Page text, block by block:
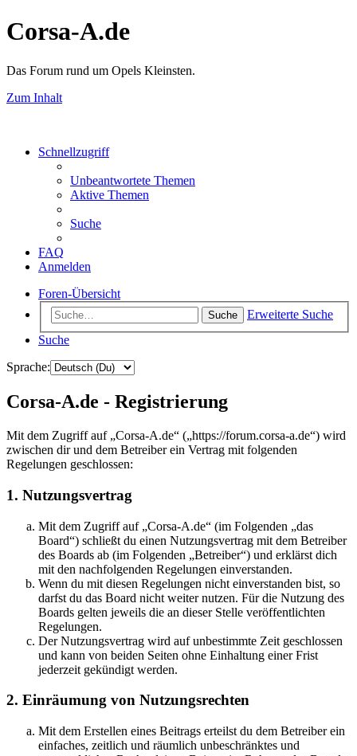
Corsa-A.de
Das Forum rund um Opels Kleinsten.
Zum Inhalt
Schnellzugriff
Unbeantwortete Themen
Aktive Themen
Suche
FAQ
Anmelden
Foren-Übersicht
Suche
Erweiterte Suche
Suche
Sprache:
Corsa-A.de - Registrierung
Mit dem Zugriff auf „Corsa-A.de“ („https://forum.corsa-a.de“) wird
zwischen dir und dem Betreiber ein Vertrag mit folgenden
Regelungen geschlossen:
1. Nutzungsvertrag
Mit dem Zugriff auf „Corsa-A.de“ (im Folgenden „das
Board“) schließt du einen Nutzungsvertrag mit dem Betreiber
des Boards ab (im Folgenden „Betreiber“) und erklärst dich
mit den nachfolgenden Regelungen einverstanden.
Wenn du mit diesen Regelungen nicht einverstanden bist, so
darfst du das Board nicht weiter nutzen. Für die Nutzung des
Boards gelten jeweils die an dieser Stelle veröffentlichten
Regelungen.
Der Nutzungsvertrag wird auf unbestimmte Zeit geschlossen
und kann von beiden Seiten ohne Einhaltung einer Frist
jederzeit gekündigt werden.
2. Einräumung von Nutzungsrechten
Mit dem Erstellen eines Beitrags erteilst du dem Betreiber ein
einfaches, zeitlich und räumlich unbeschränktes und